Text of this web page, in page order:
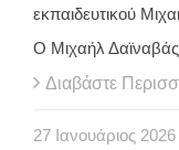
εκπαιδευτικού
Ο Μιχαήλ
Διαβάστε
27 Ιανουάριος 2026